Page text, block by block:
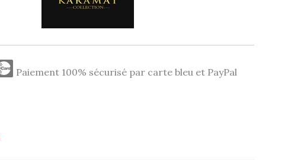
Paiement 100% sécurisé par carte bleu et PayPal